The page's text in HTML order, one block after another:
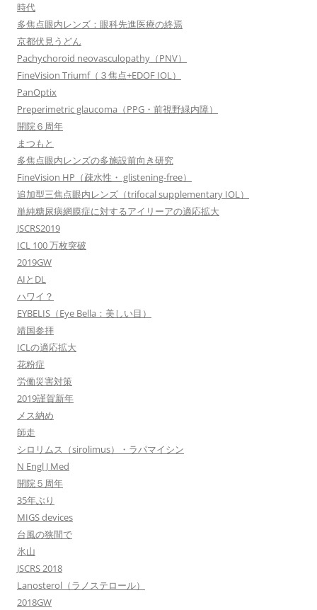
時代
多焦点眼内レンズ：眼科先進医療の終焉
京都伏見うどん
Pachychoroid neovasculopathy（PNV）
FineVision Triumf（３焦点+EDOF IOL）
PanOptix
Preperimetric glaucoma（PPG・前視野緑内障）
開院６周年
まつもと
多焦点眼内レンズの多施設前向き研究
FineVision HP（疎水性・ glistening-free）
追加型三焦点眼内レンズ（trifocal supplementary IOL）
単純糖尿病網膜症に対するアイリーアの適応拡大
JSCRS2019
ICL 100 万枚突破
2019GW
AIとDL
ハワイ？
EYBELIS（Eye Bella：美しい目）
靖国参拝
ICLの適応拡大
花粉症
労働災害対策
2019謹賀新年
メス納め
師走
シロリムス（sirolimus）・ラパマイシン
N Engl J Med
開院５周年
35年ぶり
MIGS devices
台風の狭間で
氷山
JSCRS 2018
Lanosterol（ラノステロール）
2018GW